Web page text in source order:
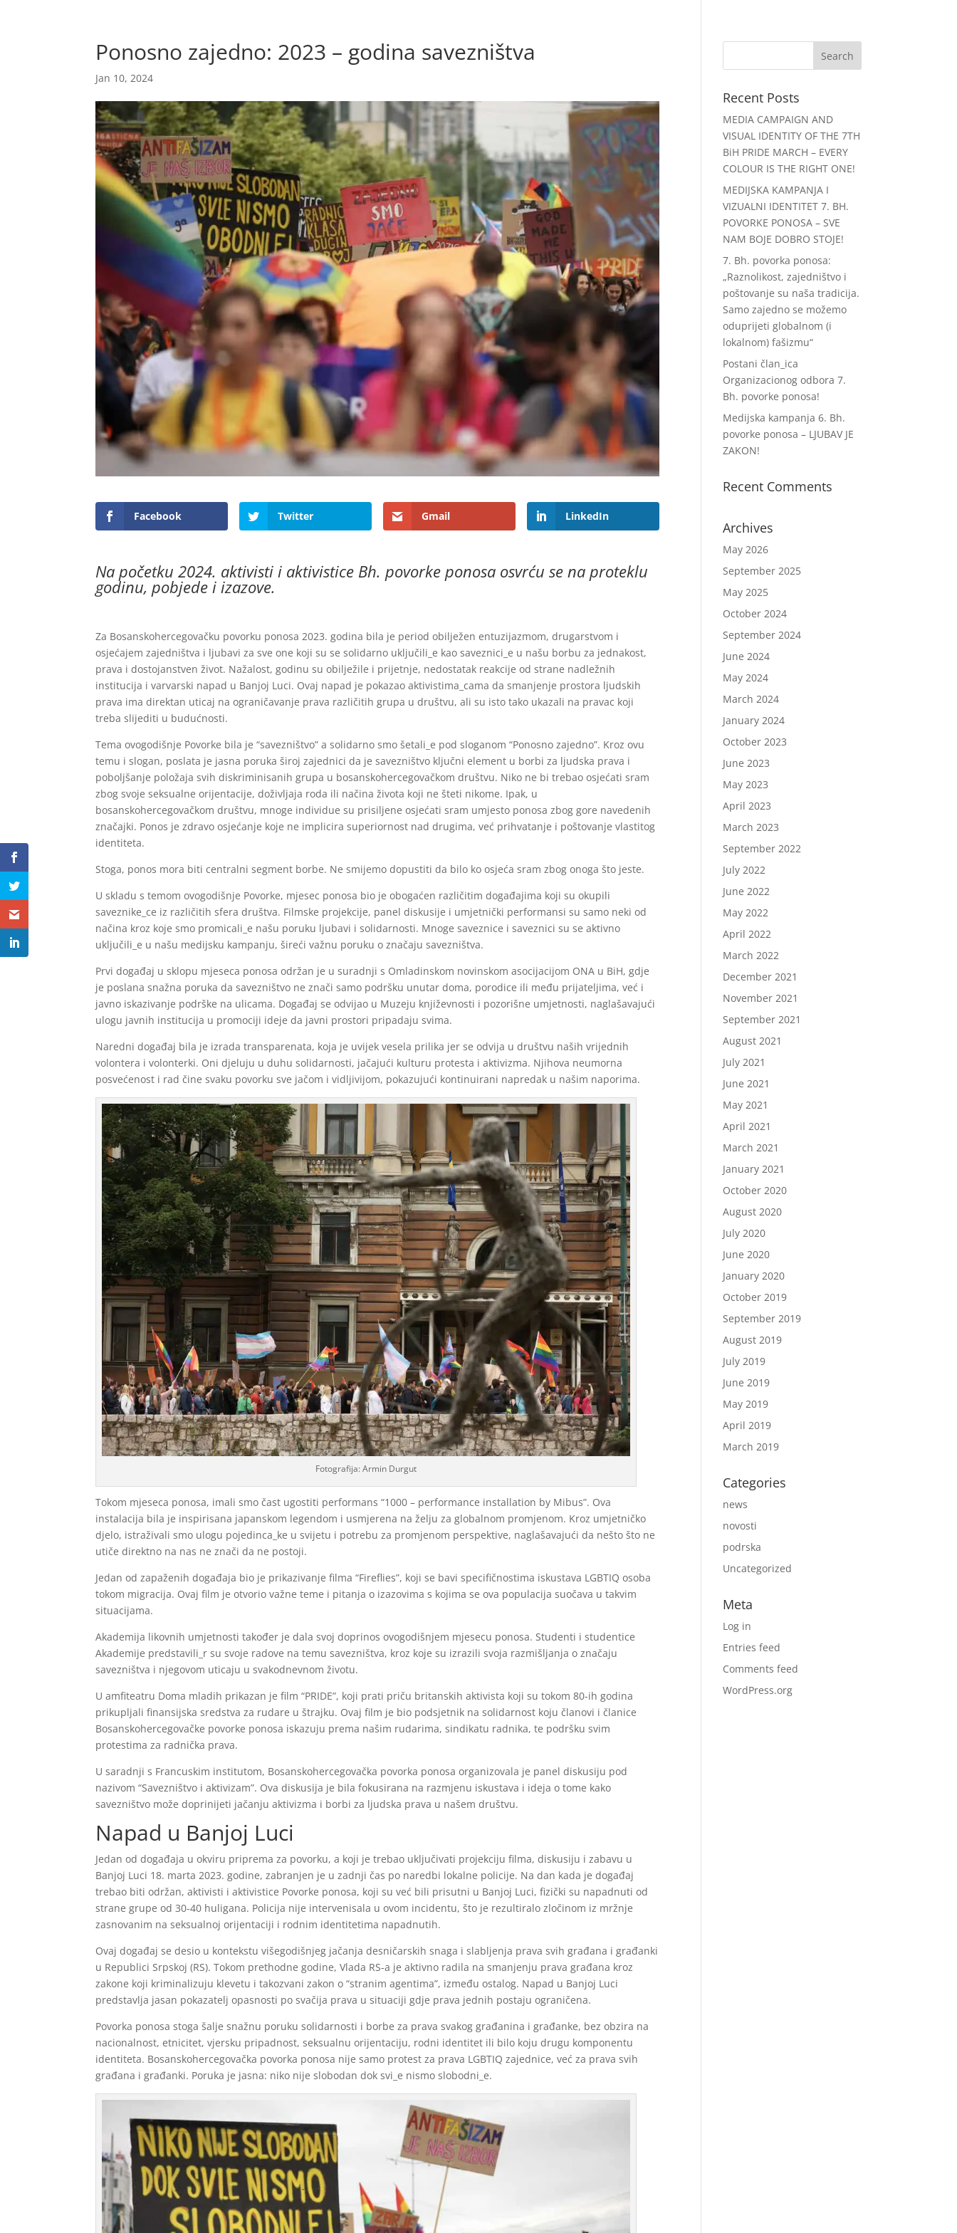
Ponosno zajedno: 2023 – godina savezništva
Jan 10, 2024
Facebook Twitter Gmail LinkedIn
Na početku 2024. aktivisti i aktivistice Bh. povorke ponosa osvrću se na proteklu
godinu, pobjede i izazove.
Za Bosanskohercegovačku povorku ponosa 2023. godina bila je period obilježen entuzijazmom, drugarstvom i
osjećajem zajedništva i ljubavi za sve one koji su se solidarno uključili_e kao saveznici_e u našu borbu za jednakost,
prava i dostojanstven život. Nažalost, godinu su obilježile i prijetnje, nedostatak reakcije od strane nadležnih
institucija i varvarski napad u Banjoj Luci. Ovaj napad je pokazao aktivistima_cama da smanjenje prostora ljudskih
prava ima direktan uticaj na ograničavanje prava različitih grupa u društvu, ali su isto tako ukazali na pravac koji
treba slijediti u budućnosti.
Tema ovogodišnje Povorke bila je “savezništvo” a solidarno smo šetali_e pod sloganom “Ponosno zajedno”. Kroz ovu
temu i slogan, poslata je jasna poruka široj zajednici da je savezništvo ključni element u borbi za ljudska prava i
poboljšanje položaja svih diskriminisanih grupa u bosanskohercegovačkom društvu. Niko ne bi trebao osjećati sram
zbog svoje seksualne orijentacije, doživljaja roda ili načina života koji ne šteti nikome. Ipak, u
bosanskohercegovačkom društvu, mnoge individue su prisiljene osjećati sram umjesto ponosa zbog gore navedenih
značajki. Ponos je zdravo osjećanje koje ne implicira superiornost nad drugima, već prihvatanje i poštovanje vlastitog
identiteta.
Stoga, ponos mora biti centralni segment borbe. Ne smijemo dopustiti da bilo ko osjeća sram zbog onoga što jeste.
U skladu s temom ovogodišnje Povorke, mjesec ponosa bio je obogaćen različitim događajima koji su okupili
saveznike_ce iz različitih sfera društva. Filmske projekcije, panel diskusije i umjetnički performansi su samo neki od
načina kroz koje smo promicali_e našu poruku ljubavi i solidarnosti. Mnoge saveznice i saveznici su se aktivno
uključili_e u našu medijsku kampanju, šireći važnu poruku o značaju savezništva.
Prvi događaj u sklopu mjeseca ponosa održan je u suradnji s Omladinskom novinskom asocijacijom ONA u BiH, gdje
je poslana snažna poruka da savezništvo ne znači samo podršku unutar doma, porodice ili među prijateljima, već i
javno iskazivanje podrške na ulicama. Događaj se odvijao u Muzeju književnosti i pozorišne umjetnosti, naglašavajući
ulogu javnih institucija u promociji ideje da javni prostori pripadaju svima.
Naredni događaj bila je izrada transparenata, koja je uvijek vesela prilika jer se odvija u društvu naših vrijednih
volontera i volonterki. Oni djeluju u duhu solidarnosti, jačajući kulturu protesta i aktivizma. Njihova neumorna
posvećenost i rad čine svaku povorku sve jačom i vidljivijom, pokazujući kontinuirani napredak u našim naporima.
Fotografija: Armin Durgut
Tokom mjeseca ponosa, imali smo čast ugostiti performans “1000 – performance installation by Mibus”. Ova
instalacija bila je inspirisana japanskom legendom i usmjerena na želju za globalnom promjenom. Kroz umjetničko
djelo, istraživali smo ulogu pojedinca_ke u svijetu i potrebu za promjenom perspektive, naglašavajući da nešto što ne
utiče direktno na nas ne znači da ne postoji.
Jedan od zapaženih događaja bio je prikazivanje filma “Fireflies”, koji se bavi specifičnostima iskustava LGBTIQ osoba
tokom migracija. Ovaj film je otvorio važne teme i pitanja o izazovima s kojima se ova populacija suočava u takvim
situacijama.
Akademija likovnih umjetnosti također je dala svoj doprinos ovogodišnjem mjesecu ponosa. Studenti i studentice
Akademije predstavili_r su svoje radove na temu savezništva, kroz koje su izrazili svoja razmišljanja o značaju
savezništva i njegovom uticaju u svakodnevnom životu.
U amfiteatru Doma mladih prikazan je film “PRIDE”, koji prati priču britanskih aktivista koji su tokom 80-ih godina
prikupljali finansijska sredstva za rudare u štrajku. Ovaj film je bio podsjetnik na solidarnost koju članovi i članice
Bosanskohercegovačke povorke ponosa iskazuju prema našim rudarima, sindikatu radnika, te podršku svim
protestima za radnička prava.
U saradnji s Francuskim institutom, Bosanskohercegovačka povorka ponosa organizovala je panel diskusiju pod
nazivom “Savezništvo i aktivizam”. Ova diskusija je bila fokusirana na razmjenu iskustava i ideja o tome kako
savezništvo može doprinijeti jačanju aktivizma i borbi za ljudska prava u našem društvu.
Napad u Banjoj Luci
Jedan od događaja u okviru priprema za povorku, a koji je trebao uključivati projekciju filma, diskusiju i zabavu u
Banjoj Luci 18. marta 2023. godine, zabranjen je u zadnji čas po naredbi lokalne policije. Na dan kada je događaj
trebao biti održan, aktivisti i aktivistice Povorke ponosa, koji su već bili prisutni u Banjoj Luci, fizički su napadnuti od
strane grupe od 30-40 huligana. Policija nije intervenisala u ovom incidentu, što je rezultiralo zločinom iz mržnje
zasnovanim na seksualnoj orijentaciji i rodnim identitetima napadnutih.
Ovaj događaj se desio u kontekstu višegodišnjeg jačanja desničarskih snaga i slabljenja prava svih građana i građanki
u Republici Srpskoj (RS). Tokom prethodne godine, Vlada RS-a je aktivno radila na smanjenju prava građana kroz
zakone koji kriminalizuju klevetu i takozvani zakon o “stranim agentima”, između ostalog. Napad u Banjoj Luci
predstavlja jasan pokazatelj opasnosti po svačija prava u situaciji gdje prava jednih postaju ograničena.
Povorka ponosa stoga šalje snažnu poruku solidarnosti i borbe za prava svakog građanina i građanke, bez obzira na
nacionalnost, etnicitet, vjersku pripadnost, seksualnu orijentaciju, rodni identitet ili bilo koju drugu komponentu
identiteta. Bosanskohercegovačka povorka ponosa nije samo protest za prava LGBTIQ zajednice, već za prava svih
građana i građanki. Poruka je jasna: niko nije slobodan dok svi_e nismo slobodni_e.
Recent Posts
MEDIA CAMPAIGN AND
VISUAL IDENTITY OF THE 7TH
BiH PRIDE MARCH – EVERY
COLOUR IS THE RIGHT ONE!
MEDIJSKA KAMPANJA I
VIZUALNI IDENTITET 7. BH.
POVORKE PONOSA – SVE
NAM BOJE DOBRO STOJE!
7. Bh. povorka ponosa:
„Raznolikost, zajedništvo i
poštovanje su naša tradicija.
Samo zajedno se možemo
oduprijeti globalnom (i
lokalnom) fašizmu“
Postani član_ica
Organizacionog odbora 7.
Bh. povorke ponosa!
Medijska kampanja 6. Bh.
povorke ponosa – LJUBAV JE
ZAKON!
Recent Comments
Archives
May 2026
September 2025
May 2025
October 2024
September 2024
June 2024
May 2024
March 2024
January 2024
October 2023
June 2023
May 2023
April 2023
March 2023
September 2022
July 2022
June 2022
May 2022
April 2022
March 2022
December 2021
November 2021
September 2021
August 2021
July 2021
June 2021
May 2021
April 2021
March 2021
January 2021
October 2020
August 2020
July 2020
June 2020
January 2020
October 2019
September 2019
August 2019
July 2019
June 2019
May 2019
April 2019
March 2019
Categories
news
novosti
podrska
Uncategorized
Meta
Log in
Entries feed
Comments feed
WordPress.org